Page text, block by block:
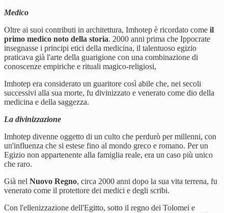
Medico
Oltre ai suoi contributi in architettura, Imhotep è ricordato come il
primo medico noto della storia. 2000 anni prima che Ippocrate
insegnasse i principi etici della medicina, il talentuoso egizio
praticava già l'arte della guarigione con una combinazione di
conoscenze empiriche e rituali magico-religiosi,
Imhotep era considerato un guaritore così abile che, nei secoli
successivi alla sua morte, fu divinizzato e venerato come dio della
medicina e della saggezza.
La divinizzazione
Imhotep divenne oggetto di un culto che perdurò per millenni, con
un'influenza che si estese fino al mondo greco e romano. Per un
Egizio non appartenente alla famiglia reale, era un caso più unico
che raro.
Già nel Nuovo Regno, circa 2000 anni dopo la sua vita terrena, fu
venerato come il protettore dei medici e degli scribi.
Con l'ellenizzazione dell'Egitto, sotto il regno dei Tolomei e